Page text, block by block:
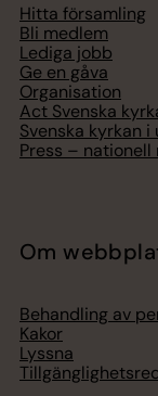
Hitta församling
Bli medlem
Lediga jobb
Ge en gåva
Organisation
Act Svenska
Svenska kyrkan
Press – nationell
Om
Behandling av
Kakor
Lyssna